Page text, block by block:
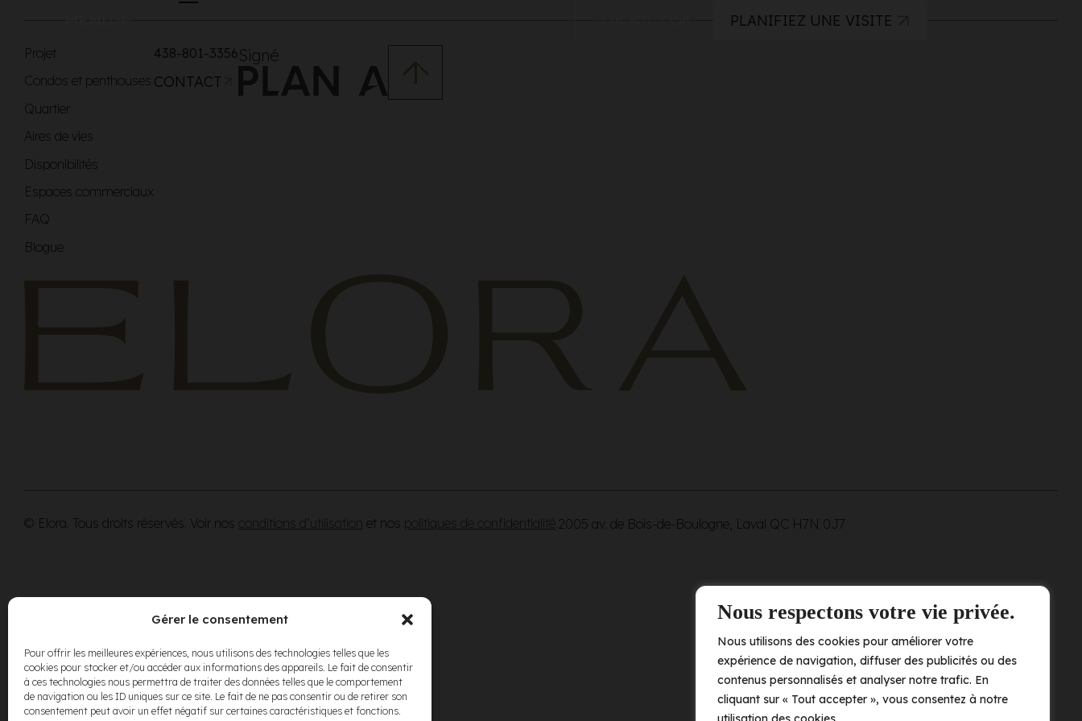
Nous respectons votre vie privée.
Nous utilisons des cookies pour améliorer votre
expérience de navigation, diffuser des publicités ou des
contenus personnalisés et analyser notre trafic. En
cliquant sur « Tout accepter », vous consentez à notre
Gérer le consentement
Pour offrir les meilleures expériences, nous utilisons des technologies telles que les
cookies pour stocker et/ou accéder aux informations des appareils. Le fait de consentir
à ces technologies nous permettra de traiter des données telles que le comportement
de navigation ou les ID uniques sur ce site. Le fait de ne pas consentir ou de retirer son
consentement peut avoir un effet négatif sur certaines caractéristiques et fonctions.
MENU PLANIFIEZ UNE VISITE
Projet
Condos et penthouses
Quartier
Aires de vies
Disponibilités
Espaces commerciaux
FAQ
Blogue
438-801-3356
CONTACT
Signé
© Elora. Tous droits réservés. Voir nos conditions d’utilisation et nos politiques de confidentialité 2005 av. de Bois-de-Boulogne, Laval QC H7N 0J7